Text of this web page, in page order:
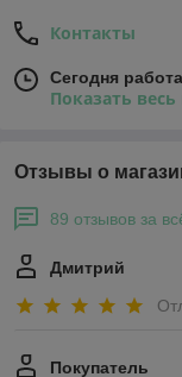
Контакты
Сегодня
Показать
Отзывы о
89 отзывов за
Дмитрий
Покупатель